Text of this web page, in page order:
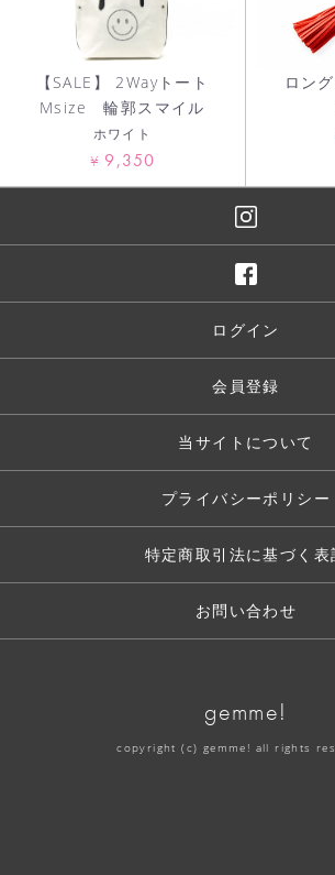
【SALE】 2Wayトート
Msize 輪郭スマイル
ホワイト
¥ 9,350
ロン
ログイン
会員登録
当サイトについて
プライバシーポリシー
特定商取引法に基づく表
お問い合わせ
gemme!
copyright (c) gemme! all rights